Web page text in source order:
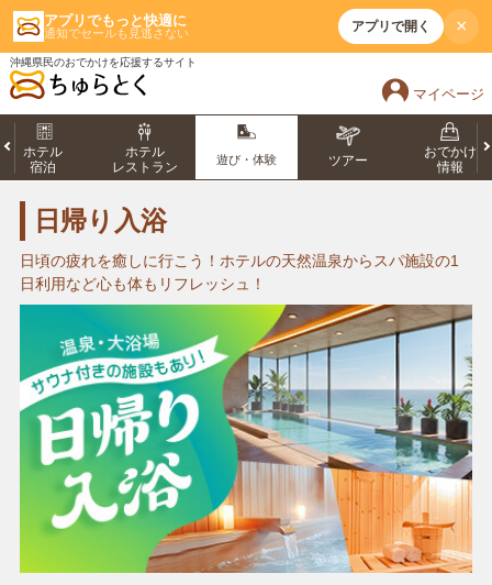
アプリでもっと快適に
通知でセールも見逃さない アプリで開く ×
沖縄県民のおでかけを応援するサイト
マイページ
ホテル
宿泊
ホテル
レストラン
遊び・体験 ツアー
おでかけ
情報
日帰り入浴
日頃の疲れを癒しに行こう！ホテルの天然温泉からスパ施設の1
日利用など心も体もリフレッシュ！